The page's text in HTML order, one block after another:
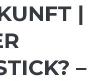
|
–